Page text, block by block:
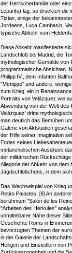
der Herrscherfamilie oder
Lepanto) lag, so drückten
Tizian, einige der
Jordaens, Luca Cambasio,
typische Abkehr vom
Diese Abkehr manifestierte
Landschloß bei Madrid, die
mythologischer Gemälde von
programmatische Absichten.
Philipp IV., dem Infanten
"Menippo" und andere,
zum Krieg, ein in
Portraits von Velázquez wie
Abwendung von der Welt des
Velázquez' dritte
man deutlich das Bemühen
Galerie von Aktstudien
der Hilfe seiner Imagination
Endes seines
melancholischen Ausdruck
der militärischen
Allegorie der Abkehr von dem
Jagdschlößchens, in dem
Das Wechselspiel von Krieg
Retiro Palastes. [8] An
berühmten "Salón de los
"Arbeiten des Herkules"
unmittelbarer Nähe dieser
Geschichte Roms in
bevorzugten Themen der
in der Galerie der
Heiligen und Einsiedlern von